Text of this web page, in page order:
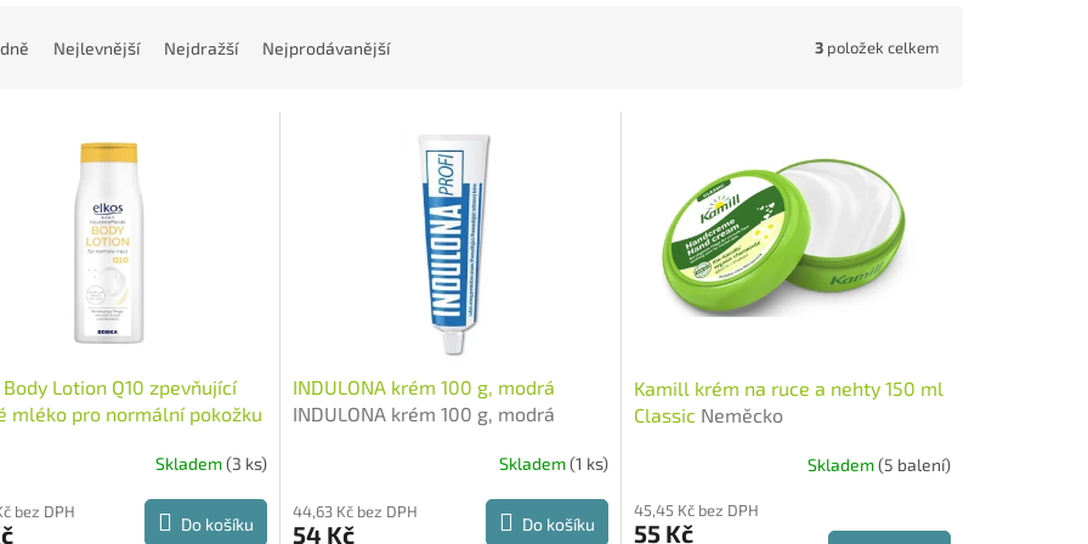
Nejlevnější Nejdražší Nejprodávanější 3 položek celkem
Lotion Q10 zpevňující
mléko pro normální pokožku
Skladem(3 ks)
bez DPH
Do košíku
INDULONA krém 100 g, modrá
INDULONA krém 100 g, modrá
Skladem(1 ks)
44,63 Kč bez DPH
54 Kč Do košíku
Kamill krém na ruce a nehty 150 ml
Classic Neměcko
Skladem(5 balení)
45,45 Kč bez DPH
55 Kč